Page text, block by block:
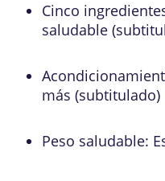
Cinco
saludable
más (subtitulado)
Peso saludable: